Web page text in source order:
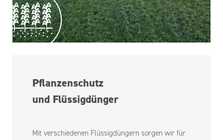
Pflanzenschutz
und Flüssigdünger
Mit verschiedenen Flüssigdüngern sorgen wir für